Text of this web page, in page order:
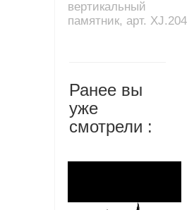
вертикальный
памятник, арт. XJ.204
Ранее вы
уже
смотрели :